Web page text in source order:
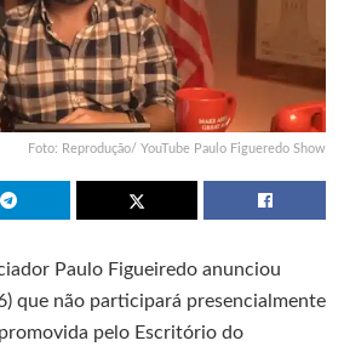
Foto: Reprodução/ YouTube Paulo Figueredo Show
Paulo Figueiredo anunciou
que não participará presencialmente
pelo Escritório do